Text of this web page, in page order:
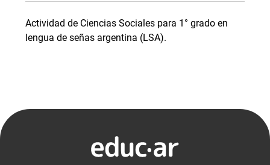
Actividad de Ciencias Sociales para 1° grado en
lengua de señas argentina (LSA).